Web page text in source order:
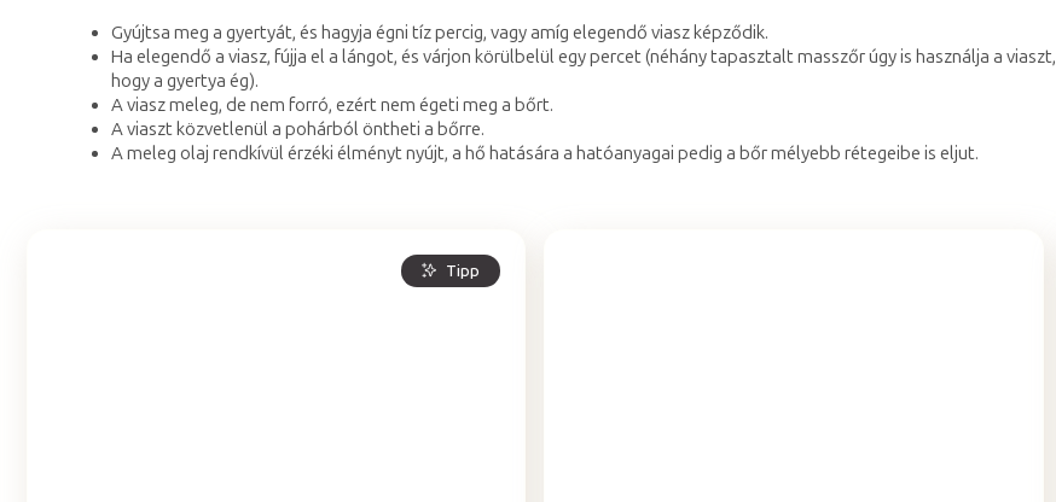
Tipp
Gyújtsa meg a gyertyát, és hagyja égni tíz percig, vagy amíg elegendő viasz képződik.
Ha elegendő a viasz, fújja el a lángot, és várjon körülbelül egy percet (néhány tapasztalt masszőr úgy is használja a viaszt,
hogy a gyertya ég).
A viasz meleg, de nem forró, ezért nem égeti meg a bőrt.
A viaszt közvetlenül a pohárból öntheti a bőrre.
A meleg olaj rendkívül érzéki élményt nyújt, a hő hatására a hatóanyagai pedig a bőr mélyebb rétegeibe is eljut.